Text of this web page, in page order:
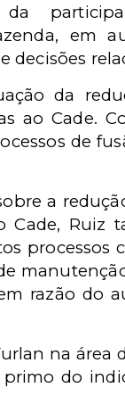
em
decisões
da
ao Cade.
de
a
Ruiz
processos
razão do
na área
do